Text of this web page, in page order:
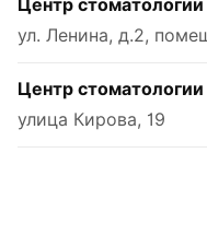
Центр
ул. Ленина, д.2,
Центр
улица Кирова, 19